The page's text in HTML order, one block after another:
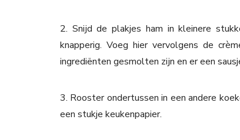
2. Snijd de plakjes ham in kleinere
knapperig. Voeg hier vervolgens de
ingrediënten gesmolten zijn en er een
3. Rooster ondertussen in een andere
een stukje keukenpapier.